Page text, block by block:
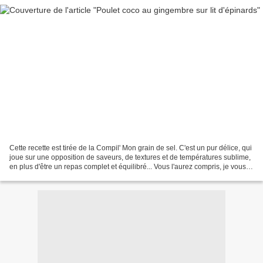
Cette recette est tirée de la Compil' Mon grain de sel. C'est un pur délice, qui
joue sur une opposition de saveurs, de textures et de températures sublime,
en plus d'être un repas complet et équilibré... Vous l'aurez compris, je vous